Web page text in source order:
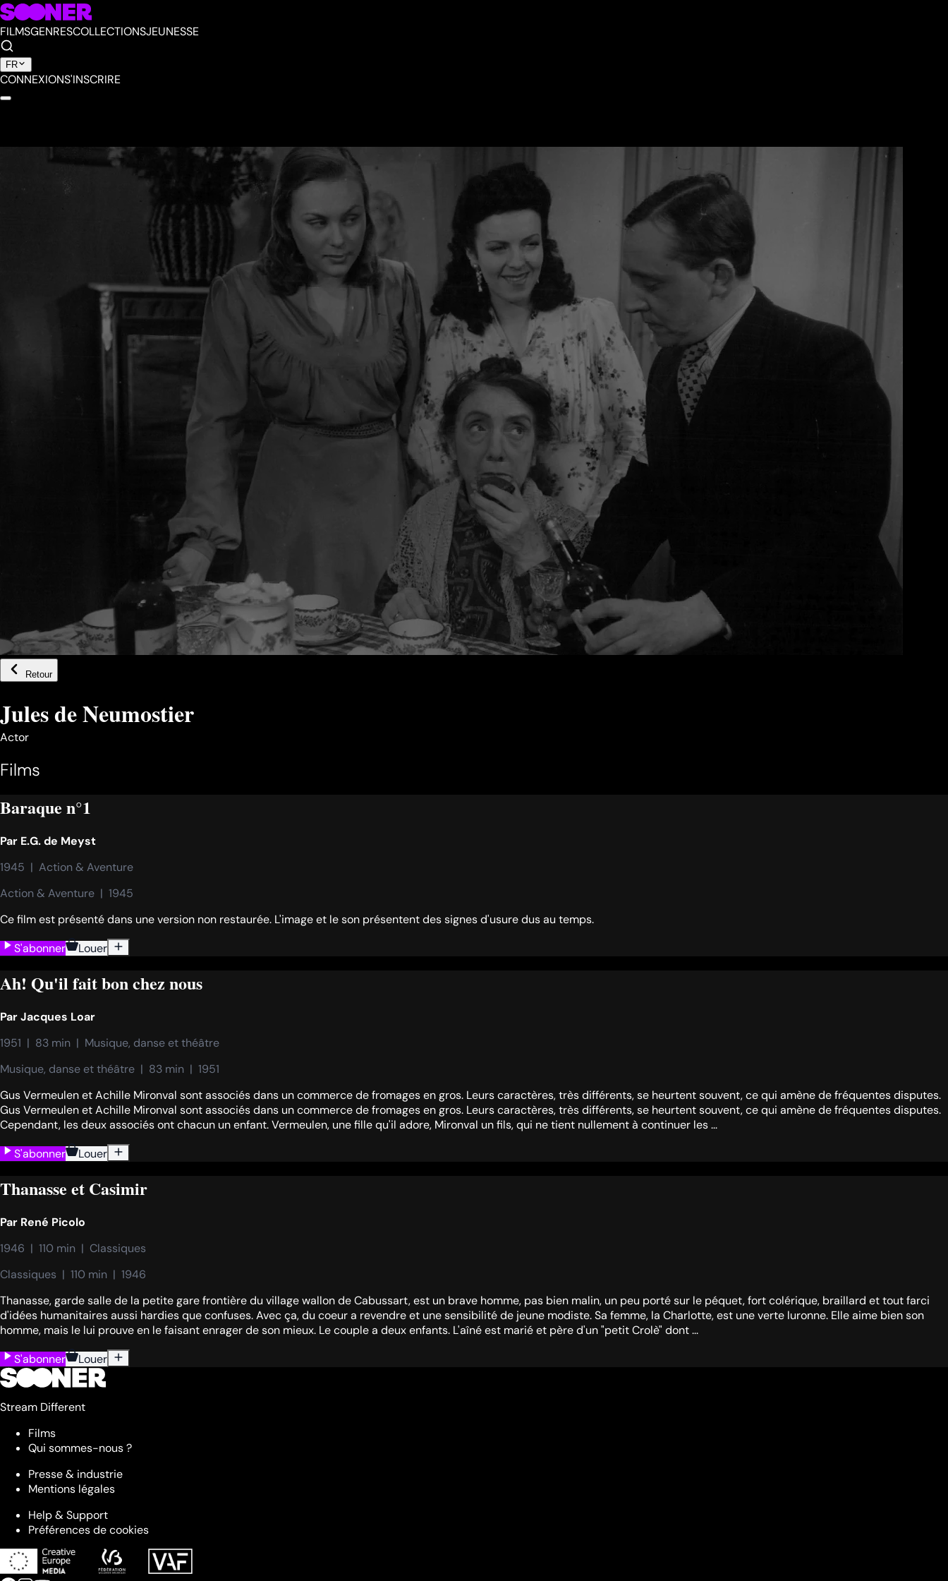
FILMSGENRESCOLLECTIONSJEUNESSE
FR
CONNEXIONS'INSCRIRE
Retour
Jules de Neumostier
Actor
Films
Baraque n°1
Par E.G. de Meyst
1945  |  Action & Aventure
Action & Aventure  |  1945
Ce film est présenté dans une version non restaurée. L'image et le son présentent des signes d'usure dus au temps.
S'abonner
Louer
Ah! Qu'il fait bon chez nous
ParJacques Loar
1951  |  83 min  |  Musique, danse et théâtre
Musique, danse et théâtre  |  83 min  |  1951
Gus Vermeulen et Achille Mironval sont associés dans un commerce de fromages en gros. Leurs caractères, très différents, se heurtent souvent, ce qui amène de fréquentes disputes.
Gus Vermeulen et Achille Mironval sont associés dans un commerce de fromages en gros. Leurs caractères, très différents, se heurtent souvent, ce qui amène de fréquentes disputes.
Cependant, les deux associés ont chacun un enfant. Vermeulen, une fille qu'il adore, Mironval un fils, qui ne tient nullement à continuer les ...
S'abonner
Louer
Thanasse et Casimir
Par René Picolo
1946  |  110 min  |  Classiques
Classiques  |  110 min  |  1946
Thanasse, garde salle de la petite gare frontière du village wallon de Cabussart, est un brave homme, pas bien malin, un peu porté sur le péquet, fort colérique, braillard et tout farci
d'idées humanitaires aussi hardies que confuses. Avec ça, du coeur a revendre et une sensibilité de jeune modiste. Sa femme, la Charlotte, est une verte luronne. Elle aime bien son
homme, mais le lui prouve en le faisant enrager de son mieux. Le couple a deux enfants. L'aîné est marié et père d'un "petit Crolè" dont ...
S'abonner
Louer
Stream Different
Films
Qui sommes-nous ?
Presse & industrie
Mentions légales
Help & Support
Préférences de cookies